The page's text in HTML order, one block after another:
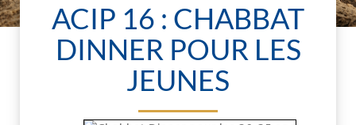
ACIP 16 : CHABBAT
DINNER POUR LES
JEUNES